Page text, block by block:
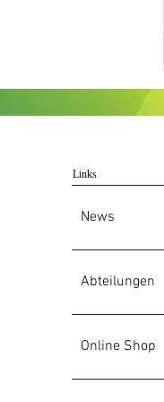
Links
News
Abteilungen
Online Shop